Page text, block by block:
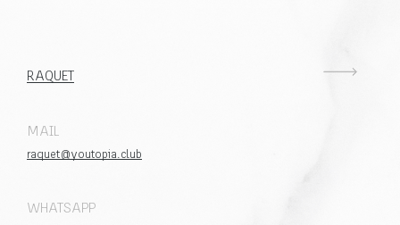
RAQUET
MAIL
raquet@youtopia.club
WHATSAPP